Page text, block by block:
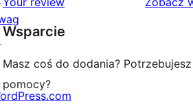
gwiazdkowych
Wsparcie
Masz coś do dodania? Potrzebujesz
pomocy?